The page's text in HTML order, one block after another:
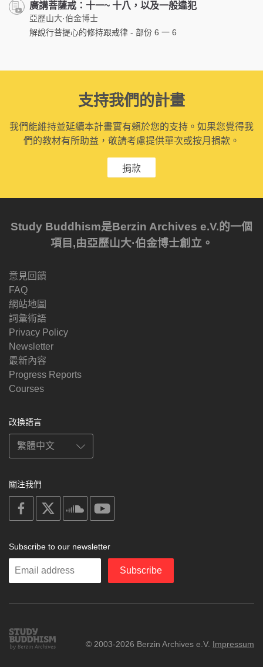
廣講菩薩戒：十一~ 十八，以及一般違犯
亞歷山大·伯金博士
解說行菩提心的修持跟戒律 - 部份 6 一 6
支持我們的計畫
我們能維持並延續本計畫實有賴於您的支持。如果您覺得我
們的教材有所助益，敬請考慮提供單次或按月捐款。
捐款
Study Buddhism是Berzin Archives e.V.的一個
項目,由亞歷山大·伯金博士創立。
意見回饋
FAQ
網站地圖
詞彙術語
Privacy Policy
Newsletter
最新內容
Progress Reports
Courses
改換語言
關注我們
on
facebook
soundcloud
Subscribe to our newsletter
Enter
Subscribe
Study
Buddhism
© 2003-2026 Berzin Archives e.V. Impressum